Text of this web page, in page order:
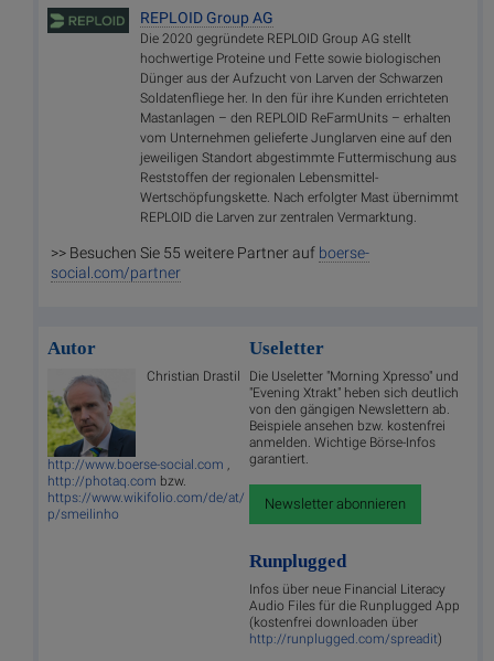
REPLOID Group AG
Die 2020 gegründete REPLOID Group AG stellt
hochwertige Proteine und Fette sowie biologischen
Dünger aus der Aufzucht von Larven der Schwarzen
Soldatenfliege her. In den für ihre Kunden errichteten
Mastanlagen – den REPLOID ReFarmUnits – erhalten
vom Unternehmen gelieferte Junglarven eine auf den
jeweiligen Standort abgestimmte Futtermischung aus
Reststoffen der regionalen Lebensmittel-
Wertschöpfungskette. Nach erfolgter Mast übernimmt
REPLOID die Larven zur zentralen Vermarktung.
>> Besuchen Sie 55 weitere Partner auf boerse-
social.com/partner
Autor
Christian Drastil
http://www.boerse-social.com ,
http://photaq.com bzw.
https://www.wikifolio.com/de/at/
p/smeilinho
Useletter
Die Useletter "Morning Xpresso" und
"Evening Xtrakt" heben sich deutlich
von den gängigen Newslettern ab.
Beispiele ansehen bzw. kostenfrei
anmelden. Wichtige Börse-Infos
garantiert.
Newsletter abonnieren
Runplugged
Infos über neue Financial Literacy
Audio Files für die Runplugged App
(kostenfrei downloaden über
http://runplugged.com/spreadit)